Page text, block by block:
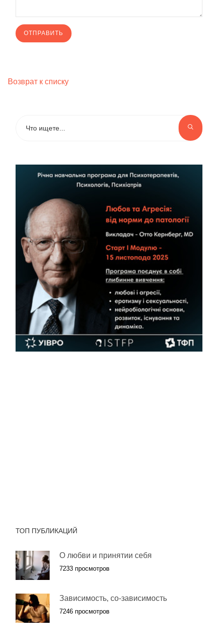
Возврат к списку
ТОП ПУБЛИКАЦИЙ
О любви и принятии себя
7233 просмотров
Зависимость, со-зависимость
7246 просмотров